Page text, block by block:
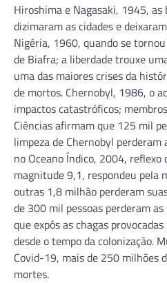
Hiroshima e Nagasaki, 1945, as
dizimaram as cidades e
Nigéria, 1960, quando se
de Biafra; a liberdade trouxe
uma das maiores crises da
de mortos. Chernobyl, 1986, o
impactos catastróficos;
Ciências afirmam que 125 mil
limpeza de Chernobyl
no Oceano Índico, 2004,
magnitude 9,1, respondeu pela
outras 1,8 milhão perderam
de 300 mil pessoas perderam
que expôs as chagas
desde o tempo da colonização.
Covid-19, mais de 250 milhões
mortes.